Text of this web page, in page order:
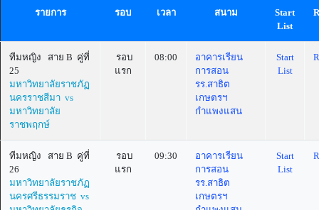
รายการ รอบ เวลา สนาม
Start
List
ทีมหญิง สาย B คู่ที่
25
มหาวิทยาลัยราชภัฏ
นครราชสีมา vs
มหาวิทยาลัย
ราชพฤกษ์
รอบ
แรก
08:00
อาคารเรียน
การสอน
รร.สาธิต
เกษตรฯ
กำแพงแสน
Start
List
ทีมหญิง สาย B คู่ที่
26
มหาวิทยาลัยราชภัฏ
นครศรีธรรมราช vs
รอบ
แรก
09:30
อาคารเรียน
การสอน
รร.สาธิต
เกษตรฯ
Start
List